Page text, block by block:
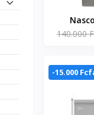
Vertical -
Tiroirs -
140.000
-15.000